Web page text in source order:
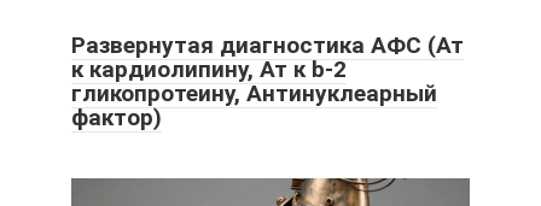
Развернутая диагностика АФС (Ат
к кардиолипину, Ат к b-2
гликопротеину, Антинуклеарный
фактор)